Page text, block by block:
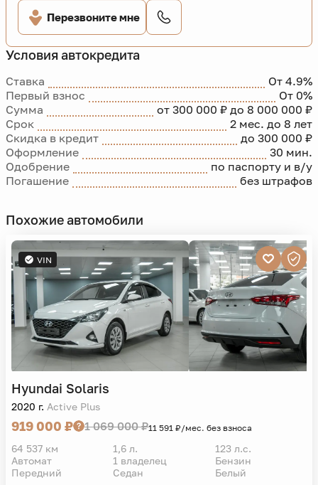
Условия автокредита
Ставка
От 4.9%
Первый взнос
От 0%
Сумма
от 300 000 ₽ до 8 000 000 ₽
Срок
2 мес. до 8 лет
Скидка в кредит
до 300 000 ₽
Оформление
30 мин.
Одобрение
по паспорту и в/у
Погашение
без штрафов
Перезвоните мне
Похожие автомобили
VIN
Hyundai Solaris
2020 г. Active Plus
919 000 ₽ 1 069 000 ₽11 591 ₽/мес. без взноса
64 537 км 1,6 л.
123 л.с.
Автомат
1 владелец
Бензин
Передний
Седан Белый